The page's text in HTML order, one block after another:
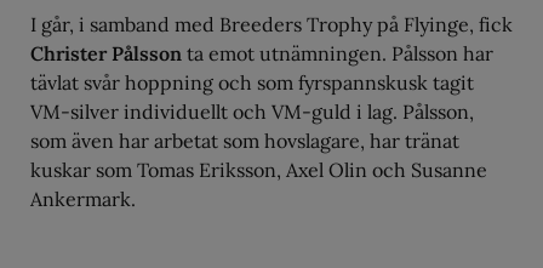
I går, i samband med Breeders Trophy på Flyinge, fick
Christer Pålsson ta emot utnämningen. Pålsson har
tävlat svår hoppning och som fyrspannskusk tagit
VM-silver individuellt och VM-guld i lag. Pålsson,
som även har arbetat som hovslagare, har tränat
kuskar som Tomas Eriksson, Axel Olin och Susanne
Ankermark.